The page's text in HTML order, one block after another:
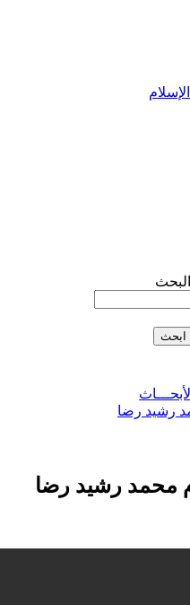
البحث
رشيد رضا
محمد رشيد رضا